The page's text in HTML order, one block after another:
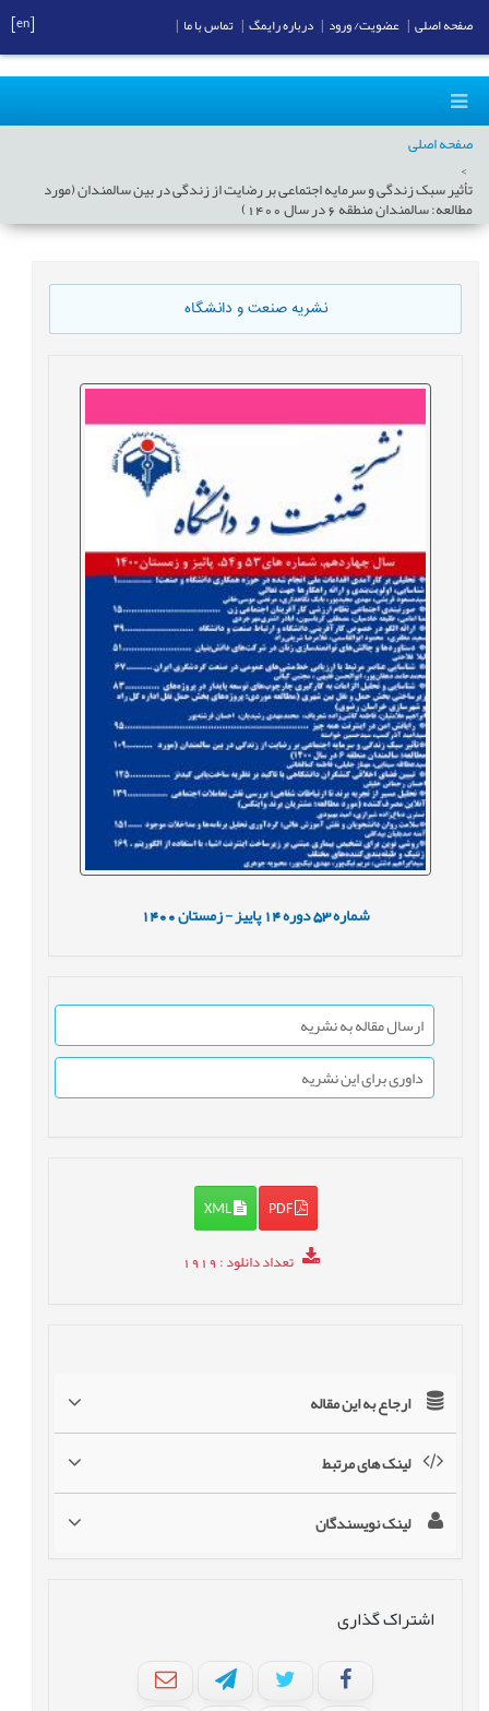
صفحه اصلی
تأثیر سبک زندگی و سرمایه اجتماعی بر رضایت از زندگی در بین سالمندان (مورد
مطالعه: سالمندان منطقه 6 در سال 1400)
نشریه صنعت و دانشگاه
شماره53 دوره14 پاییز - زمستان1400
ارسال مقاله به نشریه
داوری برای این نشریه
PDF
XML
تعداد دانلود: 1919
ارجاع به این مقاله
لینک های مرتبط
لینک نویسندگان
اشتراک گذاری
صفحه اصلی عضویت/ ورود درباره رایمگ تماس با ما